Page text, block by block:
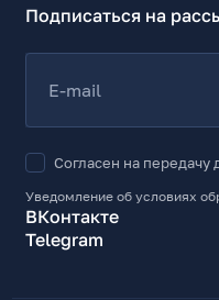
Подписаться на
E-mail
Согласен на передачу
Уведомление об условиях
ВКонтакте
Telegram